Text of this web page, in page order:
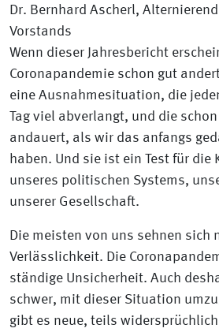
Dr. Bernhard Ascherl,
Vorstands
Wenn dieser Jahresbericht
Coronapandemie schon gut
eine Ausnahmesituation, die
Tag viel abverlangt, und die
andauert, als wir das anfangs
haben. Und sie ist ein Test für die
unseres politischen Systems,
unserer Gesellschaft.
Die meisten von uns sehnen sich
Verlässlichkeit. Die
ständige Unsicherheit. Auch
schwer, mit dieser Situation
gibt es neue, teils